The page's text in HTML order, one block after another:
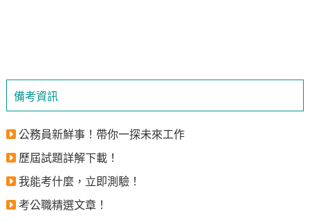
備考資訊
公務員新鮮事！帶你一探未來工作
歷屆試題詳解下載！
我能考什麼，立即測驗！
考公職精選文章！